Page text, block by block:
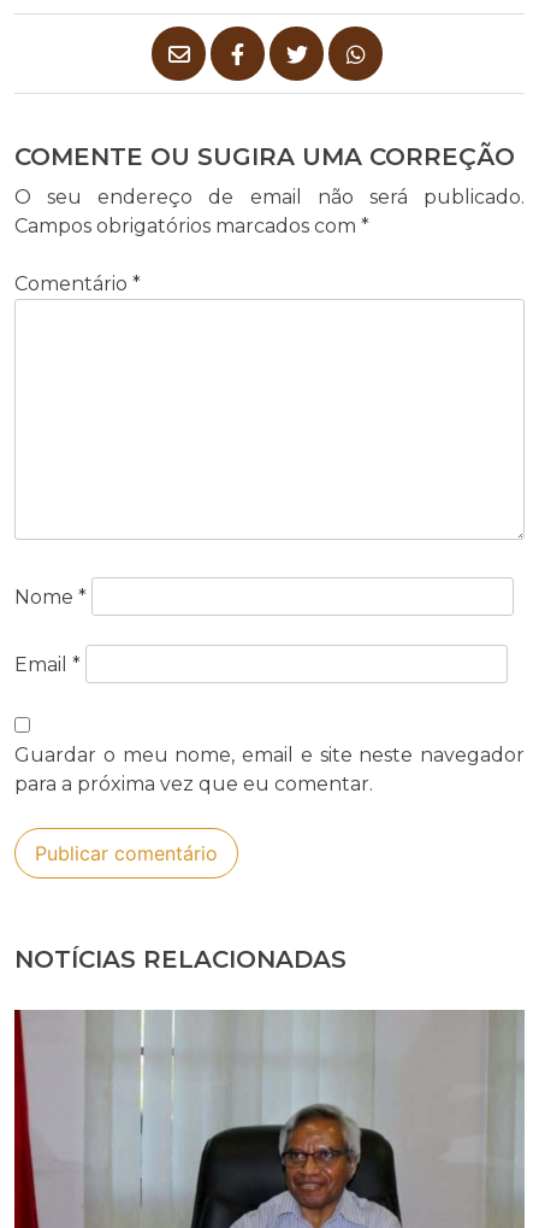
COMENTE OU SUGIRA UMA CORREÇÃO
O seu endereço de email não será publicado.
Campos obrigatórios marcados com *
Comentário *
Nome *
Email *
Guardar o meu nome, email e site neste navegador
para a próxima vez que eu comentar.
NOTÍCIAS RELACIONADAS